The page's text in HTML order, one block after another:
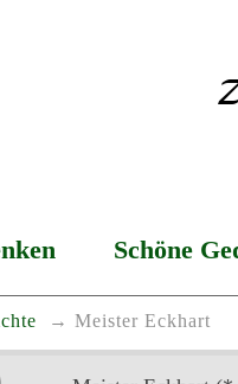
Schöne
Meister Eckhart